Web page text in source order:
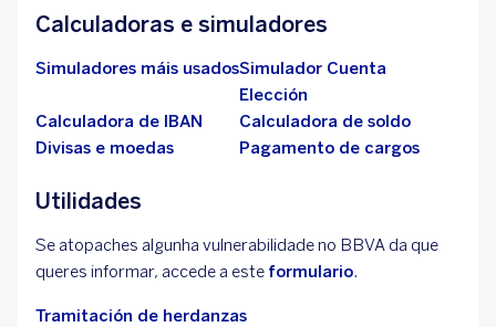
Calculadoras e simuladores
Simuladores máis usadosSimulador Cuenta
Elección
Calculadora de IBAN
Calculadora de soldo
Divisas e moedas
Pagamento de cargos
Utilidades
Se atopaches algunha vulnerabilidade no BBVA da que
queres informar, accede a este formulario.
Tramitación de herdanzas